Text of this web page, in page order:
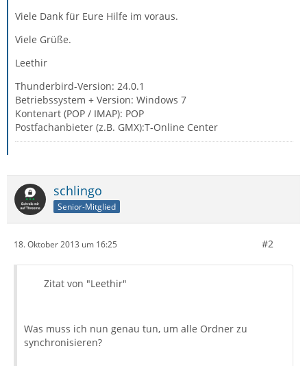
Viele Dank für Eure Hilfe im voraus.
Viele Grüße.
Leethir
Thunderbird-Version: 24.0.1
Betriebssystem + Version: Windows 7
Kontenart (POP / IMAP): POP
Postfachanbieter (z.B. GMX):T-Online Center
schlingo
Senior-Mitglied
18. Oktober 2013 um 16:25 #2
Zitat von "Leethir"
Was muss ich nun genau tun, um alle Ordner zu
synchronisieren?